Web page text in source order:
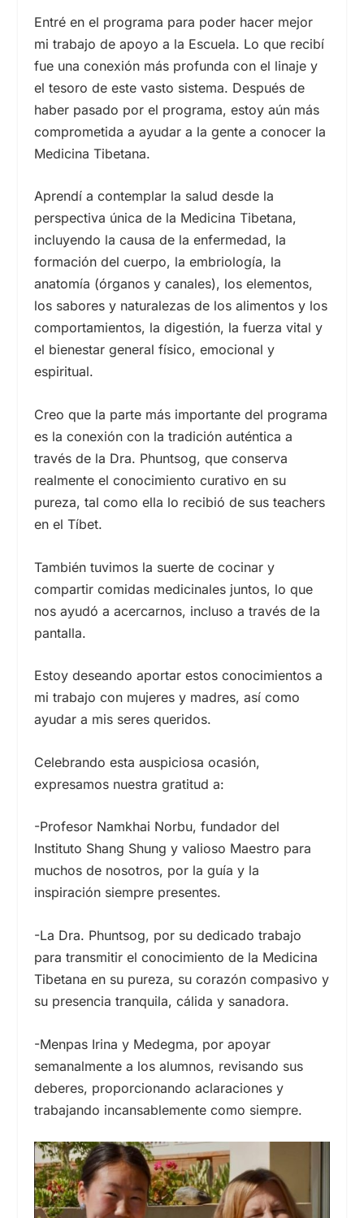
Entré en el programa para poder hacer mejor
mi trabajo de apoyo a la Escuela. Lo que recibí
fue una conexión más profunda con el linaje y
el tesoro de este vasto sistema. Después de
haber pasado por el programa, estoy aún más
comprometida a ayudar a la gente a conocer la
Medicina Tibetana.
Aprendí a contemplar la salud desde la
perspectiva única de la Medicina Tibetana,
incluyendo la causa de la enfermedad, la
formación del cuerpo, la embriología, la
anatomía (órganos y canales), los elementos,
los sabores y naturalezas de los alimentos y los
comportamientos, la digestión, la fuerza vital y
el bienestar general físico, emocional y
espiritual.
Creo que la parte más importante del programa
es la conexión con la tradición auténtica a
través de la Dra. Phuntsog, que conserva
realmente el conocimiento curativo en su
pureza, tal como ella lo recibió de sus teachers
en el Tíbet.
También tuvimos la suerte de cocinar y
compartir comidas medicinales juntos, lo que
nos ayudó a acercarnos, incluso a través de la
pantalla.
Estoy deseando aportar estos conocimientos a
mi trabajo con mujeres y madres, así como
ayudar a mis seres queridos.
Celebrando esta auspiciosa ocasión,
expresamos nuestra gratitud a:
-Profesor Namkhai Norbu, fundador del
Instituto Shang Shung y valioso Maestro para
muchos de nosotros, por la guía y la
inspiración siempre presentes.
-La Dra. Phuntsog, por su dedicado trabajo
para transmitir el conocimiento de la Medicina
Tibetana en su pureza, su corazón compasivo y
su presencia tranquila, cálida y sanadora.
-Menpas Irina y Medegma, por apoyar
semanalmente a los alumnos, revisando sus
deberes, proporcionando aclaraciones y
trabajando incansablemente como siempre.